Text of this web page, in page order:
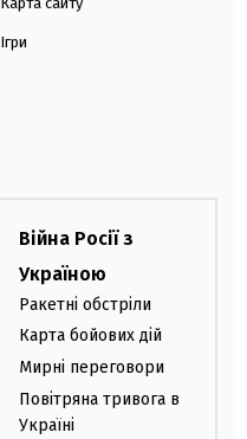
Ігри
Війна Росії з
Україною
Ракетні обстріли
Карта бойових дій
Мирні переговори
Повітряна тривога в
Україні